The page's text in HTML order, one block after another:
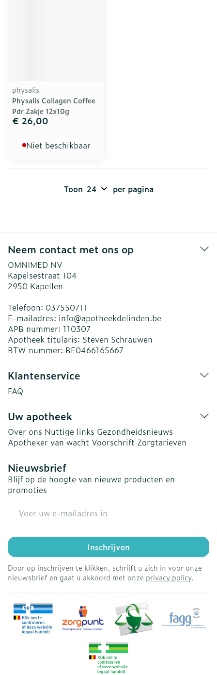
physalis
Physalis Collagen Coffee
Pdr Zakje 12x10g
€ 26,00
Niet beschikbaar
Toon per pagina
Neem contact met ons op
OMNIMED NV
Kapelsestraat 104
2950 Kapellen
Telefoon: 037550711
E-mailadres: info@apotheekdelinden.be
APB nummer: 110307
Apotheek titularis: Steven Schrauwen
BTW nummer: BE0466165667
Klantenservice
FAQ
Uw apotheek
Over ons Nuttige links Gezondheidsnieuws
Apotheker van wacht Voorschrift Zorgtarieven
Nieuwsbrief
Blijf op de hoogte van nieuwe producten en
promoties
Inschrijven
Door op inschrijven te klikken, schrijft u zich in voor onze
nieuwsbrief en gaat u akkoord met onze privacy policy.